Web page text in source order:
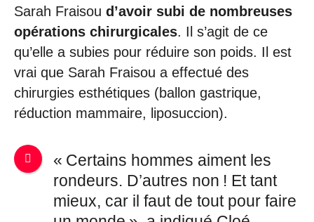
Sarah Fraisou d’avoir subi de nombreuses
opérations chirurgicales. Il s’agit de ce
qu’elle a subies pour réduire son poids. Il est
vrai que Sarah Fraisou a effectué des
chirurgies esthétiques (ballon gastrique,
réduction mammaire, liposuccion).
« Certains hommes aiment les
rondeurs. D’autres non ! Et tant
mieux, car il faut de tout pour faire